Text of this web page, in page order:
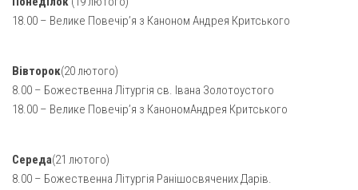
Архистратига Михаїла (м. Люботин)
Преображенська парафія (м. Лозова)
Парафія Благовіщення Пресвятої Богородиці (смт
Золочів)
Парохії Полтавської області
Газета Християнський голос
Молитви
Галерея
18.00 – Велике Повечір’я з Каноном Андрея Критського
Вівторок(20 лютого)
8.00 – Божественна Літургія св. Івана Золотоустого
18.00 – Велике Повечір’я з КанономАндрея Критського
Середа(21 лютого)
8.00 – Божественна Літургія Ранішосвячених Дарів.